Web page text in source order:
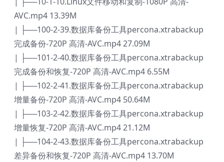
AVC.mp4 13.39M
| ├──100-2-39.数据库备份工具percona.xtrabackup
完成备份-720P 高清-AVC.mp4 27.09M
| ├──101-2-40.数据库备份工具percona.xtrabackup
完成备份和恢复-720P 高清-AVC.mp4 6.55M
| ├──102-2-41.数据库备份工具percona.xtrabackup
增量备份-720P 高清-AVC.mp4 50.64M
| ├──103-2-42.数据库备份工具percona.xtrabackup
增量恢复-720P 高清-AVC.mp4 21.12M
| ├──104-2-43.数据库备份工具percona.xtrabackup
差异备份和恢复-720P 高清-AVC.mp4 13.70M